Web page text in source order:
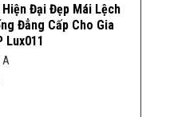
Đại Đẹp Mái Lệch
Đẳng Cấp Cho Gia
Lux011
A